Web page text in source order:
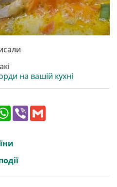
на вашій кухні
W
h
s
A
p
p
V